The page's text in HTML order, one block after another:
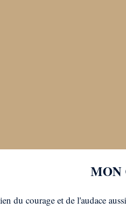
MON
du courage et de l'audace